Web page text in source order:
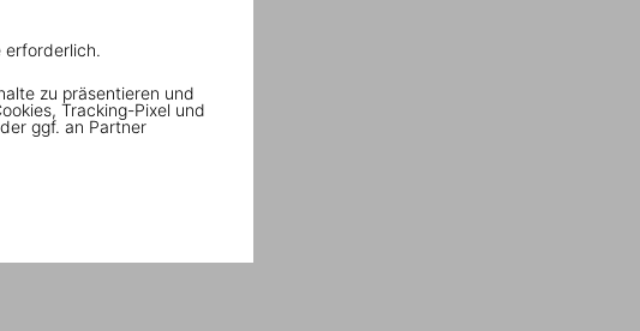
erforderlich.
zu präsentieren und
Tracking-Pixel und
ggf. an Partner